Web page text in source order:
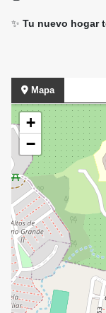
✨ Tu nuevo hogar
Mapa
+
−